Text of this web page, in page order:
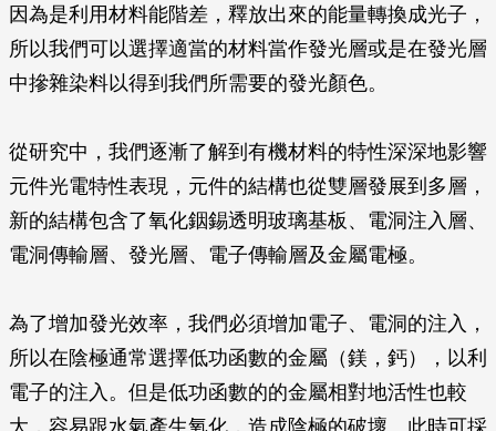
因為是利用材料能階差，釋放出來的能量轉換成光子，
所以我們可以選擇適當的材料當作發光層或是在發光層
中摻雜染料以得到我們所需要的發光顏色。
從研究中，我們逐漸了解到有機材料的特性深深地影響
元件光電特性表現，元件的結構也從雙層發展到多層，
新的結構包含了氧化銦錫透明玻璃基板、電洞注入層、
電洞傳輸層、發光層、電子傳輸層及金屬電極。
為了增加發光效率，我們必須增加電子、電洞的注入，
所以在陰極通常選擇低功函數的金屬（鎂，鈣），以利
電子的注入。但是低功函數的的金屬相對地活性也較
大，容易跟水氣產生氧化，造成陰極的破壞。此時可採